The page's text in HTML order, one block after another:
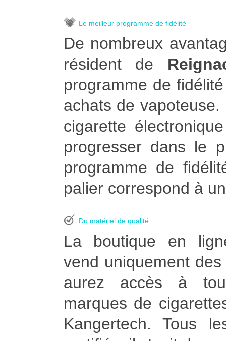
Le meilleur programme de fidélité
De nombreux
résident de
programme de
achats de
cigarette
progresser dans le
programme de
palier correspond à
Du matériel de qualité
La boutique en
vend uniquement
aurez accès à
marques de
Kangertech. Tous